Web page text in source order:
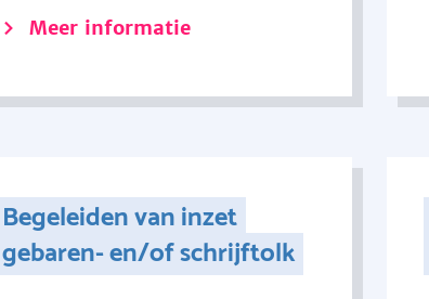
Meer informatie
Begeleiden van inzet
gebaren- en/of schrijftolk